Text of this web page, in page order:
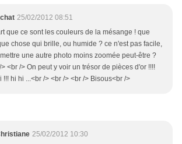
25/02/2012 08:51
que ce sont les couleurs de la mésange ! que
chose qui brille, ou humide ? ce n'est pas facile,
une autre photo moins zoomée peut-être ?
<br /> On peut y voir un trésor de pièces d'or !!!!
!!! hi hi ...<br /> <br /> <br /> Bisous<br />
25/02/2012 10:30